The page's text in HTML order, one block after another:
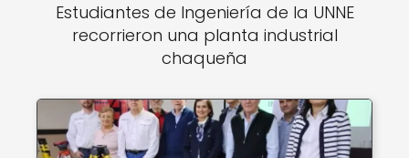
Estudiantes de Ingeniería de la UNNE
recorrieron una planta industrial
chaqueña